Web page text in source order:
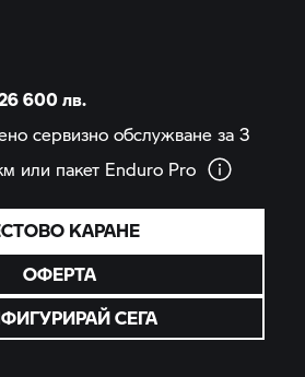
600лв.
сервизно обслужване за 3
или пакет Enduro Pro
КАРАНЕ
ОФЕРТА
СЕГА